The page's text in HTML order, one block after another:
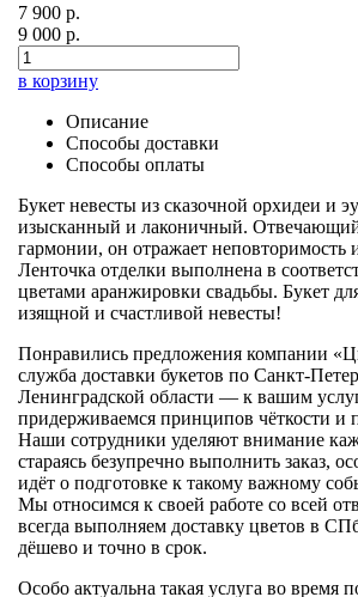
7 900 р.
9 000 р.
в корзину
Описание
Способы доставки
Способы оплаты
Букет невесты из сказочной орхидеи и
изысканный и лаконичный.
гармонии, он отражает неповторимость
Ленточка отделки выполнена в
цветами аранжировки свадьбы. Букет
изящной и счастливой невесты!
Понравились предложения компании
служба доставки букетов по Санкт-
Ленинградской области — к вашим
придерживаемся принципов чёткости и
Наши сотрудники уделяют внимание
стараясь безупречно выполнить заказ,
идёт о подготовке к такому важному
Мы относимся к своей работе со всей
всегда выполняем доставку цветов в
дёшево и точно в срок.
Особо актуальна такая услуга во время